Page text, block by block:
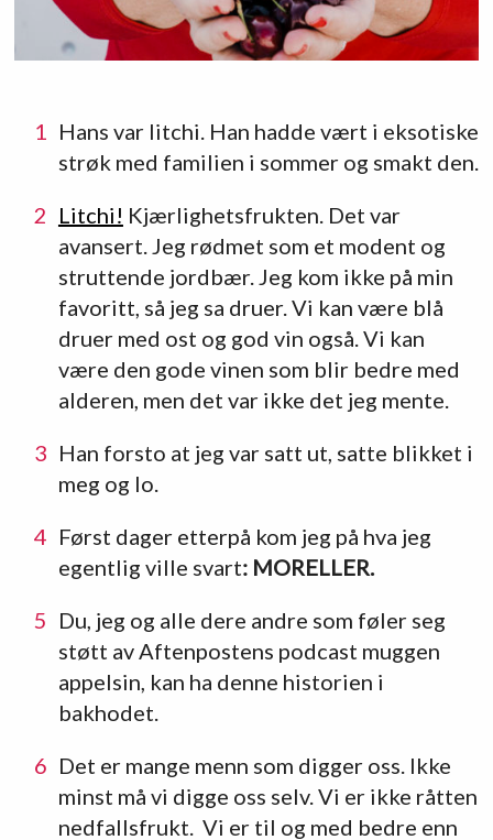
Hans var litchi. Han hadde vært i eksotiske
strøk med familien i sommer og smakt den.
Litchi! Kjærlighetsfrukten. Det var
avansert. Jeg rødmet som et modent og
struttende jordbær. Jeg kom ikke på min
favoritt, så jeg sa druer. Vi kan være blå
druer med ost og god vin også. Vi kan
være den gode vinen som blir bedre med
alderen, men det var ikke det jeg mente.
Han forsto at jeg var satt ut, satte blikket i
meg og lo.
Først dager etterpå kom jeg på hva jeg
egentlig ville svart: MORELLER.
Du, jeg og alle dere andre som føler seg
støtt av Aftenpostens podcast muggen
appelsin, kan ha denne historien i
bakhodet.
Det er mange menn som digger oss. Ikke
minst må vi digge oss selv. Vi er ikke råtten
nedfallsfrukt. Vi er til og med bedre enn